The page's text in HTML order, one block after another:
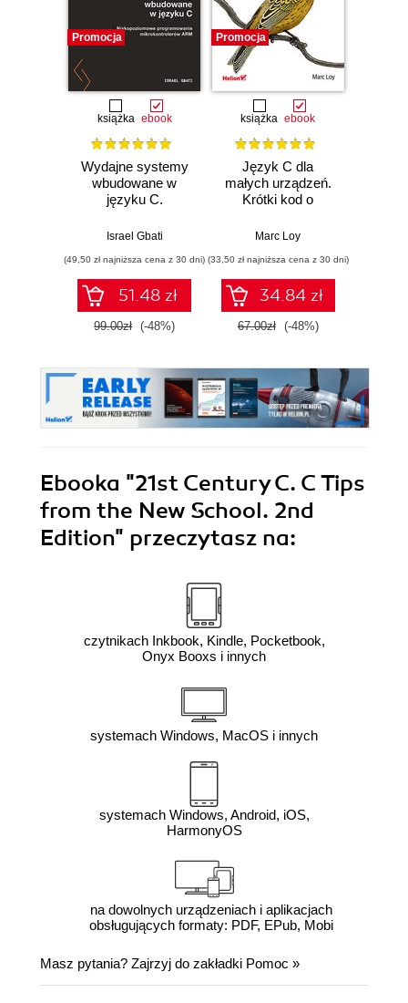
Promocja
książka ebook
Wydajne systemy
wbudowane w
języku C.
programowanie
ARM
Israel Gbati
(49,50 zł najniższa cena z 30 dni)
51.48 zł
99.00zł (-48%)
Promocja
książka ebook
Język C dla
małych urządzeń.
Krótki kod o
możliwościach
Marc Loy
(33,50 zł najniższa cena z 30 dni)
34.84 zł
67.00zł (-48%)
Ebooka "21st Century C. C Tips
from the New School. 2nd
Edition" przeczytasz na:
czytnikach Inkbook, Kindle, Pocketbook,
Onyx Booxs i innych
systemach Windows, MacOS i innych
systemach Windows, Android, iOS,
HarmonyOS
na dowolnych urządzeniach i aplikacjach
obsługujących formaty: PDF, EPub, Mobi
Masz pytania? Zajrzyj do zakładki Pomoc »